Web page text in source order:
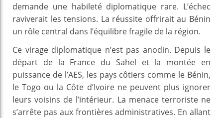
demande une habileté diplomatique rare. L’échec
raviverait les tensions. La réussite offrirait au Bénin
un rôle central dans l’équilibre fragile de la région.
Ce virage diplomatique n’est pas anodin. Depuis le
départ de la France du Sahel et la montée en
puissance de l’AES, les pays côtiers comme le Bénin,
le Togo ou la Côte d’Ivoire ne peuvent plus ignorer
leurs voisins de l’intérieur. La menace terroriste ne
s’arrête pas aux frontières administratives. En allant